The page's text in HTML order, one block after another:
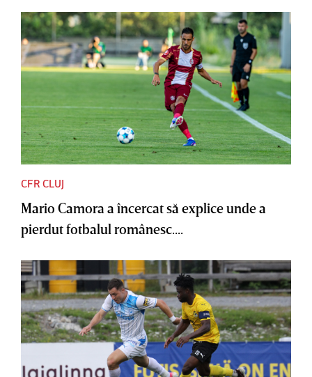
CFR CLUJ
Mario Camora a încercat să explice unde a
pierdut fotbalul românesc....